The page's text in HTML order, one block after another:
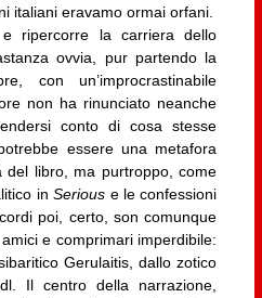
italiani eravamo ormai orfani.
ripercorre la carriera dello
ovvia, pur partendo la
con un’improcrastinabile
non ha rinunciato neanche
conto di cosa stesse
essere una metafora
del libro, ma purtroppo, come
inSerious e le confessioni
poi, certo, son comunque
e comprimari imperdibile:
Gerulaitis, dallo zotico
Il centro della narrazione,